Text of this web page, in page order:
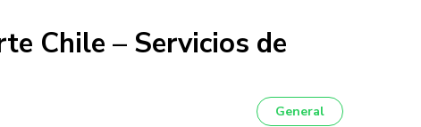
Chile – Servicios de
General